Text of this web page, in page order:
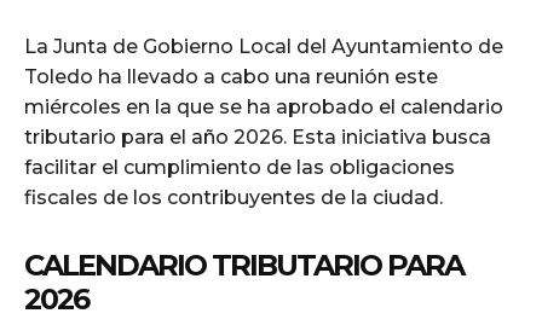
La Junta de Gobierno Local del Ayuntamiento de
Toledo ha llevado a cabo una reunión este
miércoles en la que se ha aprobado el calendario
tributario para el año 2026. Esta iniciativa busca
facilitar el cumplimiento de las obligaciones
fiscales de los contribuyentes de la ciudad.
CALENDARIO TRIBUTARIO PARA
2026